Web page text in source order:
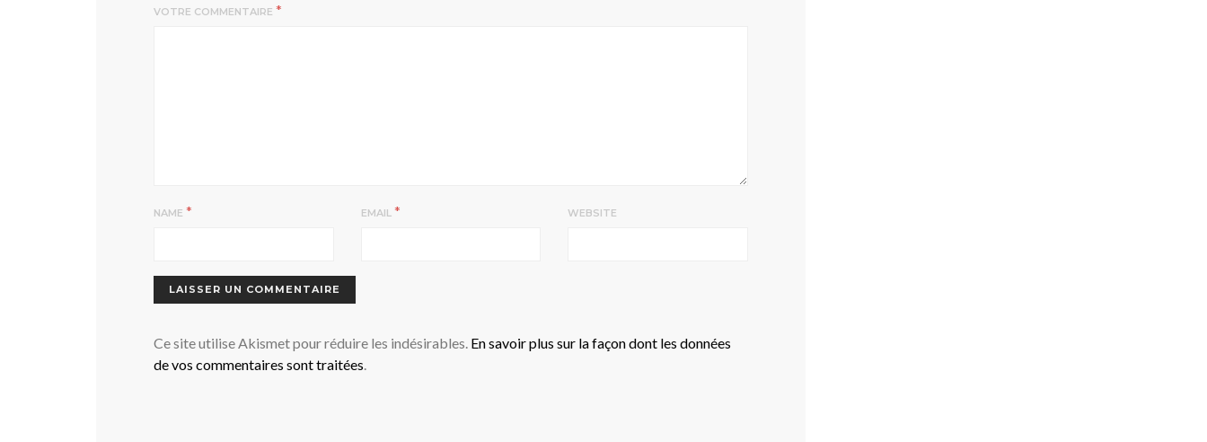
VOTRE COMMENTAIRE *
NAME * EMAIL * WEBSITE
Ce site utilise Akismet pour réduire les indésirables. En savoir plus sur la façon dont les données
de vos commentaires sont traitées.